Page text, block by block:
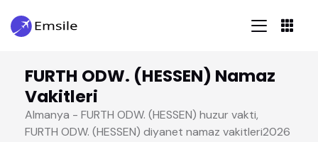
FURTH ODW. (HESSEN) Namaz
Vakitleri
Almanya - FURTH ODW. (HESSEN) huzur vakti,
FURTH ODW. (HESSEN) diyanet namaz vakitleri2026